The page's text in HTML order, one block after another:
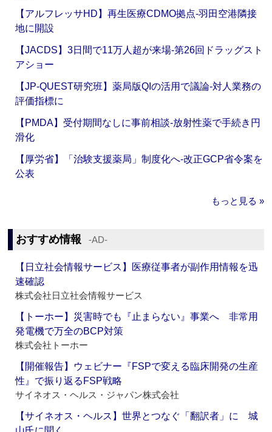
【アルフレッサHD】再生医療CDMO拠点‐羽田空港隣接
地に開設
【JACDS】3日間で11万人超が来場‐第26回ドラッグスト
アショー
【JP-QUEST研究班】薬局版QIの活用で議論‐対人業務の
評価指標に
【PMDA】受付期間なしに事前相談‐放射性薬で手続き円
滑化
【厚労省】「治験支援薬局」制度化へ‐改正GCP省令案を
公表
もっと見る »
おすすめ情報 ‐AD‐
【日立社会情報サービス】医療従事者が副作用情報を迅
速確認
株式会社日立社会情報サービス
【トーホー】災害時でも『止まらない』事業へ 非常用
発電機で万全のBCP対策
株式会社トーホー
【開催報告】ウェビナー『FSPで変える臨床開発の生産
性』で振り返るFSP戦略
サイネオス・ヘルス・ジャパン株式会社
【サイネオス・ヘルス】世界とつなぐ「翻訳者」に 城